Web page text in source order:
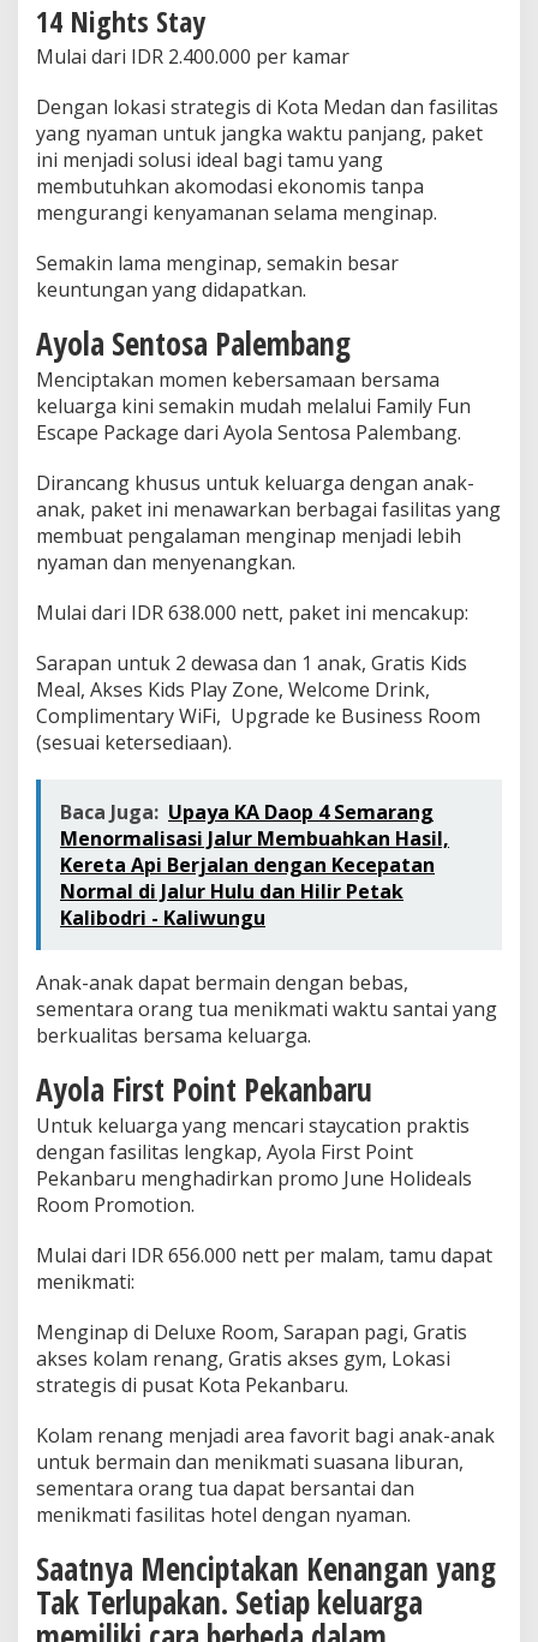
14 Nights Stay
Mulai dari IDR 2.400.000 per kamar
Dengan lokasi strategis di Kota Medan dan fasilitas
yang nyaman untuk jangka waktu panjang, paket
ini menjadi solusi ideal bagi tamu yang
membutuhkan akomodasi ekonomis tanpa
mengurangi kenyamanan selama menginap.
Semakin lama menginap, semakin besar
keuntungan yang didapatkan.
Ayola Sentosa Palembang
Menciptakan momen kebersamaan bersama
keluarga kini semakin mudah melalui Family Fun
Escape Package dari Ayola Sentosa Palembang.
Dirancang khusus untuk keluarga dengan anak-
anak, paket ini menawarkan berbagai fasilitas yang
membuat pengalaman menginap menjadi lebih
nyaman dan menyenangkan.
Mulai dari IDR 638.000 nett, paket ini mencakup:
Sarapan untuk 2 dewasa dan 1 anak, Gratis Kids
Meal, Akses Kids Play Zone, Welcome Drink,
Complimentary WiFi, Upgrade ke Business Room
(sesuai ketersediaan).
Baca Juga: Upaya KA Daop 4 Semarang
Menormalisasi Jalur Membuahkan Hasil,
Kereta Api Berjalan dengan Kecepatan
Normal di Jalur Hulu dan Hilir Petak
Kalibodri - Kaliwungu
Anak-anak dapat bermain dengan bebas,
sementara orang tua menikmati waktu santai yang
berkualitas bersama keluarga.
Ayola First Point Pekanbaru
Untuk keluarga yang mencari staycation praktis
dengan fasilitas lengkap, Ayola First Point
Pekanbaru menghadirkan promo June Holideals
Room Promotion.
Mulai dari IDR 656.000 nett per malam, tamu dapat
menikmati:
Menginap di Deluxe Room, Sarapan pagi, Gratis
akses kolam renang, Gratis akses gym, Lokasi
strategis di pusat Kota Pekanbaru.
Kolam renang menjadi area favorit bagi anak-anak
untuk bermain dan menikmati suasana liburan,
sementara orang tua dapat bersantai dan
menikmati fasilitas hotel dengan nyaman.
Saatnya Menciptakan Kenangan yang
Tak Terlupakan. Setiap keluarga